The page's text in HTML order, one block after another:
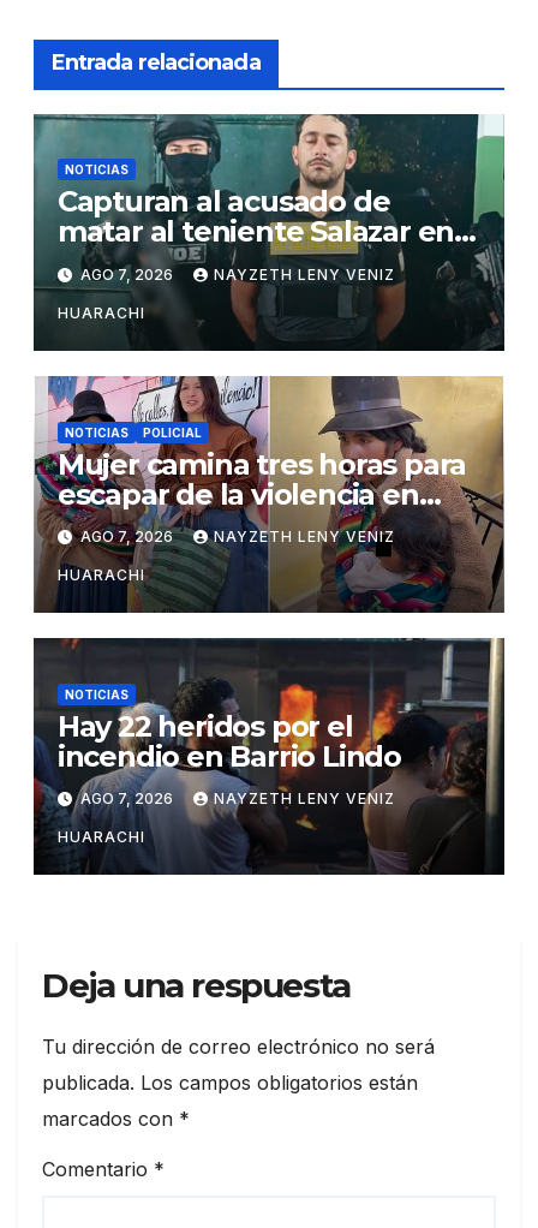
Entrada relacionada
NOTICIAS
Capturan al acusado de
matar al teniente Salazar en
San Matías
AGO 7, 2026 NAYZETH LENY VENIZ
HUARACHI
NOTICIAS POLICIAL
Mujer camina tres horas para
escapar de la violencia en
Potosí
AGO 7, 2026 NAYZETH LENY VENIZ
HUARACHI
NOTICIAS
Hay 22 heridos por el
incendio en Barrio Lindo
AGO 7, 2026 NAYZETH LENY VENIZ
HUARACHI
Deja una respuesta
Tu dirección de correo electrónico no será
publicada. Los campos obligatorios están
marcados con *
Comentario *